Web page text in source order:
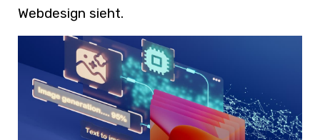
Webdesign sieht.